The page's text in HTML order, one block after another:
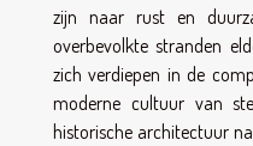
zijn naar rust en
overbevolkte stranden
zich verdiepen in de
moderne cultuur van
historische architectuur